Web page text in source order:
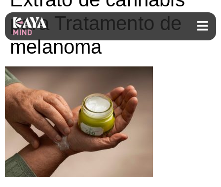
para Tratamento de
melanoma